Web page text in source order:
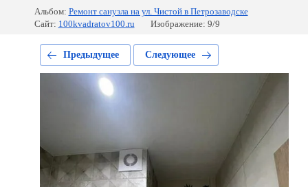
Альбом: Ремонт санузла на ул. Чистой в Петрозаводске
Сайт: 100kvadratov100.ru Изображение: 9/9
Предыдущее Следующее